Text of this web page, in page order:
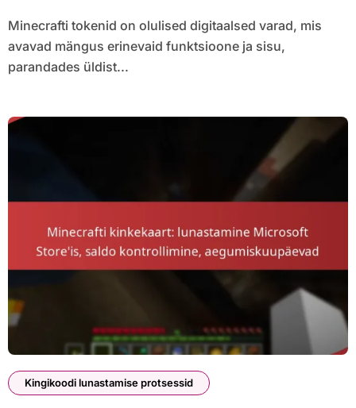
Minecrafti tokenid on olulised digitaalsed varad, mis
avavad mängus erinevaid funktsioone ja sisu,
parandades üldist...
Kingikoodi lunastamise protsessid